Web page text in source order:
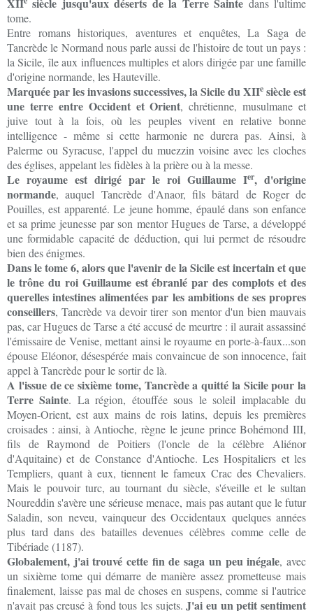
dans l'ultime
tome.
Entre romans historiques, aventures et enquêtes, La Saga de
Tancrède le Normand nous parle aussi de l'histoire de tout un pays :
la Sicile, île aux influences multiples et alors dirigée par une famille
d'origine normande, les Hauteville.
Marquée par les invasions successives, la Sicile du XIIe siècle est
une terre entre Occident et Orient, chrétienne, musulmane et
juive tout à la fois, où les peuples vivent en relative bonne
intelligence - même si cette harmonie ne durera pas. Ainsi, à
Palerme ou Syracuse, l'appel du muezzin voisine avec les cloches
des églises, appelant les fidèles à la prière ou à la messe.
Le royaume est dirigé par le roi Guillaume Ier, d'origine
normande, auquel Tancrède d'Anaor, fils bâtard de Roger de
Pouilles, est apparenté. Le jeune homme, épaulé dans son enfance
et sa prime jeunesse par son mentor Hugues de Tarse, a développé
une formidable capacité de déduction, qui lui permet de résoudre
bien des énigmes.
Dans le tome 6, alors que l'avenir de la Sicile est incertain et que
le trône du roi Guillaume est ébranlé par des complots et des
querelles intestines alimentées par les ambitions de ses propres
conseillers, Tancrède va devoir tirer son mentor d'un bien mauvais
pas, car Hugues de Tarse a été accusé de meurtre : il aurait assassiné
l'émissaire de Venise, mettant ainsi le royaume en porte-à-faux...son
épouse Eléonor, désespérée mais convaincue de son innocence, fait
appel à Tancrède pour le sortir de là.
A l'issue de ce sixième tome, Tancrède a quitté la Sicile pour la
Terre Sainte. La région, étouffée sous le soleil implacable du
Moyen-Orient, est aux mains de rois latins, depuis les premières
croisades : ainsi, à Antioche, règne le jeune prince Bohémond III,
fils de Raymond de Poitiers (l'oncle de la célèbre Aliénor
d'Aquitaine) et de Constance d'Antioche. Les Hospitaliers et les
Templiers, quant à eux, tiennent le fameux Crac des Chevaliers.
Mais le pouvoir turc, au tournant du siècle, s'éveille et le sultan
Noureddin s'avère une sérieuse menace, mais pas autant que le futur
Saladin, son neveu, vainqueur des Occidentaux quelques années
plus tard dans des batailles devenues célèbres comme celle de
Tibériade (1187).
Globalement, j'ai trouvé cette fin de saga un peu inégale, avec
un sixième tome qui démarre de manière assez prometteuse mais
finalement, laisse pas mal de choses en suspens, comme si l'autrice
n'avait pas creusé à fond tous les sujets.J'ai eu un petit sentiment